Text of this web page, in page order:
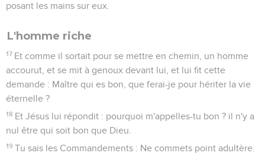
posant les mains sur eux.
L'homme riche
17 Et comme il sortait pour se mettre en chemin, un homme
accourut, et se mit à genoux devant lui, et lui fit cette
demande : Maître qui es bon, que ferai-je pour hériter la vie
éternelle ?
18 Et Jésus lui répondit : pourquoi m'appelles-tu bon ? il n'y a
nul être qui soit bon que Dieu.
19 Tu sais les Commandements : Ne commets point adultère.